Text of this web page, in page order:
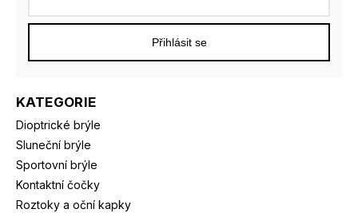
KATEGORIE
Dioptrické brýle
Sluneční brýle
Sportovní brýle
Kontaktní čočky
Roztoky a oční kapky
Přihlásit se